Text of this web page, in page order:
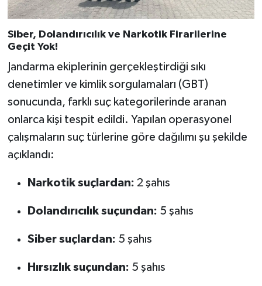
Siber, Dolandırıcılık ve Narkotik Firarilerine
Geçit Yok!
Jandarma ekiplerinin gerçekleştirdiği sıkı
denetimler ve kimlik sorgulamaları (GBT)
sonucunda, farklı suç kategorilerinde aranan
onlarca kişi tespit edildi. Yapılan operasyonel
çalışmaların suç türlerine göre dağılımı şu şekilde
açıklandı:
Narkotik suçlardan: 2 şahıs
Dolandırıcılık suçundan: 5 şahıs
Siber suçlardan: 5 şahıs
Hırsızlık suçundan: 5 şahıs